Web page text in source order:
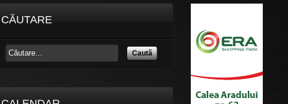
CĂUTARE
Caută